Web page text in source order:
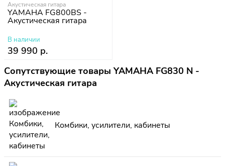
Акустическая гитара
YAMAHA FG800BS -
Акустическая гитара
В наличии
39 990 р.
Сопутствующие товары YAMAHA FG830 N -
Акустическая гитара
Комбики, усилители, кабинеты